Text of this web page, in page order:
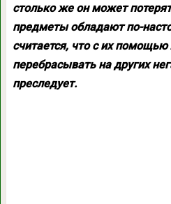
столько же он может
предметы обладают по-
считается, что с их
перебрасывать на других
преследует.